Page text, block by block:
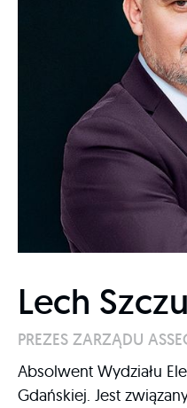
Lech
PREZES ZARZĄDU
Absolwent Wydziału
Gdańskiej. Jest